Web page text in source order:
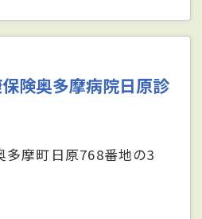
険奥多摩病院日原診
多摩町日原768番地の3